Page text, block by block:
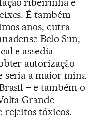
ribeirinha e
É também
anos, outra
Belo Sun,
e assedia
autorização
seria a maior mina
– e também o
Grande
rejeitos tóxicos.